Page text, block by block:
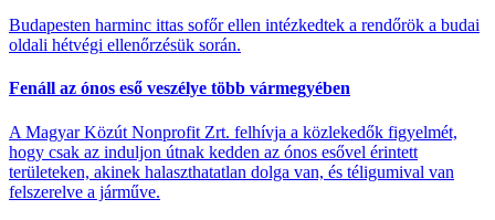
Budapesten harminc ittas sofőr ellen intézkedtek a rendőrök a budai
oldali hétvégi ellenőrzésük során.
Fenáll az ónos eső veszélye több vármegyében
A Magyar Közút Nonprofit Zrt. felhívja a közlekedők figyelmét,
hogy csak az induljon útnak kedden az ónos esővel érintett
területeken, akinek halaszthatatlan dolga van, és téligumival van
felszerelve a járműve.